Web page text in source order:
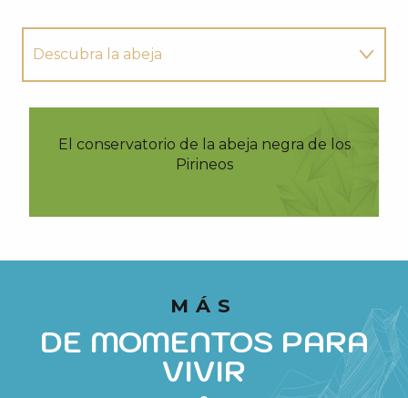
Descubra la abeja
Comprar miel
Los mejores productos para llevarse a
casa
El conservatorio de la abeja negra de los
Pirineos
MÁS
DE MOMENTOS PARA
VIVIR